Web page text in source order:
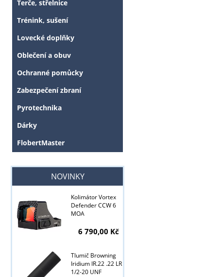
Terče, střelnice
Trénink, sušení
Lovecké doplňky
Oblečení a obuv
Ochranné pomůcky
Zabezpečení zbraní
Pyrotechnika
Dárky
FlobertMaster
NOVINKY
Kolimátor Vortex
Defender CCW 6
MOA
6 790,00 Kč
Tlumič Browning
Iridium IR.22 .22 LR
1/2-20 UNF